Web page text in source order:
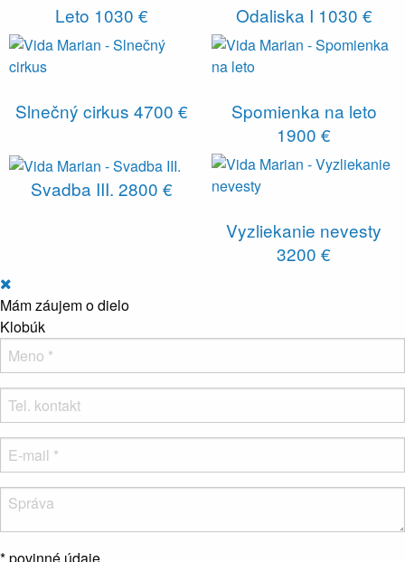
Leto 1030 € Odaliska I 1030 €
Slnečný cirkus 4700 €
Spomienka na leto
1900 €
Svadba III. 2800 €
Vyzliekanie nevesty
3200 €
Mám záujem o dielo
Klobúk
* povinné údaje